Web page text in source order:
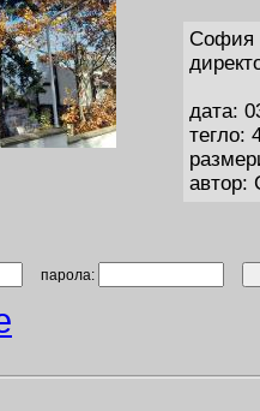
София
дата:
тегло:
автор:
парола: